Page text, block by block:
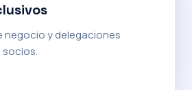
negocio y delegaciones
socios.